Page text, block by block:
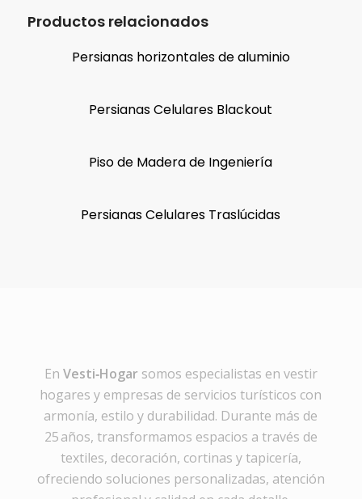
Productos relacionados
Persianas horizontales de aluminio
Persianas Celulares Blackout
Piso de Madera de Ingeniería
Persianas Celulares Traslúcidas
En Vesti‑Hogar somos especialistas en vestir
hogares y empresas de servicios turísticos con
armonía, estilo y durabilidad. Durante más de
25 años, transformamos espacios a través de
textiles, decoración, cortinas y tapicería,
ofreciendo soluciones personalizadas, atención